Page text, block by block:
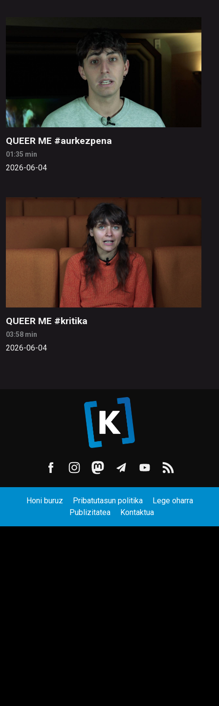
QUEER ME #aurkezpena
01:35 min
2026-06-04
QUEER ME #kritika
03:58 min
2026-06-04
Honi buruz Pribatutasun politika
Lege oharra
Publizitatea
Kontaktua